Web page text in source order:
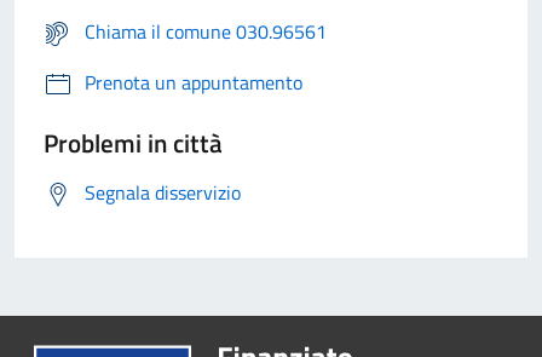
Chiama il comune 030.96561
Prenota un appuntamento
Problemi in città
Segnala disservizio